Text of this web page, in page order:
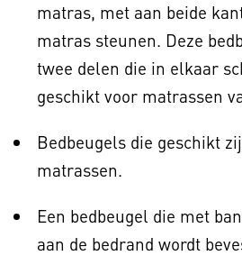
matras, met aan beide
matras steunen. Deze
twee delen die in elkaar
geschikt voor matrassen
Bedbeugels die geschikt
matrassen.
Een bedbeugel die met
aan de bedrand wordt